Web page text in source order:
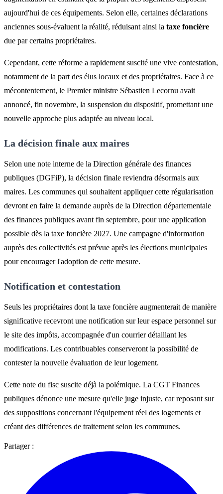
aujourd'hui de ces équipements. Selon elle, certaines déclarations
anciennes sous-évaluent la réalité, réduisant ainsi la taxe foncière
due par certains propriétaires.
Cependant, cette réforme a rapidement suscité une vive contestation,
notamment de la part des élus locaux et des propriétaires. Face à ce
mécontentement, le Premier ministre Sébastien Lecornu avait
annoncé, fin novembre, la suspension du dispositif, promettant une
nouvelle approche plus adaptée au niveau local.
La décision finale aux maires
Selon une note interne de la Direction générale des finances
publiques (DGFiP), la décision finale reviendra désormais aux
maires. Les communes qui souhaitent appliquer cette régularisation
devront en faire la demande auprès de la Direction départementale
des finances publiques avant fin septembre, pour une application
possible dès la taxe foncière 2027. Une campagne d'information
auprès des collectivités est prévue après les élections municipales
pour encourager l'adoption de cette mesure.
Notification et contestation
Seuls les propriétaires dont la taxe foncière augmenterait de manière
significative recevront une notification sur leur espace personnel sur
le site des impôts, accompagnée d'un courrier détaillant les
modifications. Les contribuables conserveront la possibilité de
contester la nouvelle évaluation de leur logement.
Cette note du fisc suscite déjà la polémique. La CGT Finances
publiques dénonce une mesure qu'elle juge injuste, car reposant sur
des suppositions concernant l'équipement réel des logements et
créant des différences de traitement selon les communes.
Partager :